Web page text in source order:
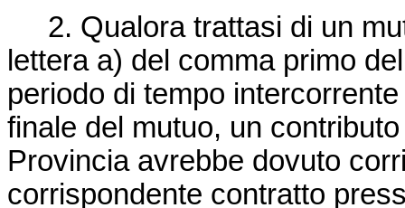
2. Qualora trattasi di un
lettera a) del comma primo
periodo di tempo
finale del mutuo, un
Provincia avrebbe dovuto
corrispondente contratto